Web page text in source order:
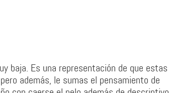
baja. Es una representación de que estas
además, le sumas el pensamiento de